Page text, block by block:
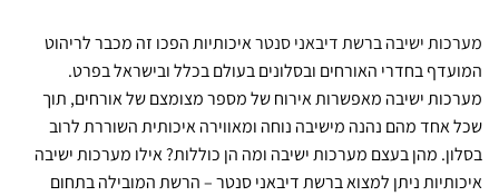
מערכות ישיבה ברשת דיבאני סנטראיכותיות הפכו זה מכבר לריהוט
המועדף בחדרי האורחים ובסלונים בעולם בכלל ובישראל בפרט.
מערכות ישיבה מאפשרות אירוח של מספר מצומצם של אורחים, תוך
שכל אחד מהם נהנה מישיבה נוחה ומאווירה איכותית השוררת לרוב
בסלון. מהן בעצם מערכות ישיבה ומה הן כוללות? אילו מערכות ישיבה
איכותיות ניתן למצוא ברשת דיבאני סנטר – הרשת המובילה בתחום